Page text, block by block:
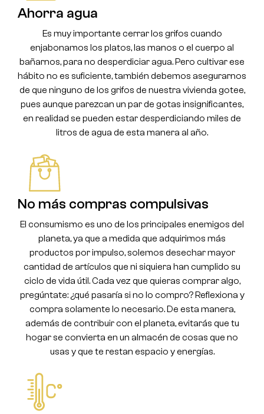
Ahorra agua
Es muy importante cerrar los grifos cuando
enjabonamos los platos, las manos o el cuerpo al
bañarnos, para no desperdiciar agua. Pero cultivar ese
hábito no es suficiente, también debemos asegurarnos
de que ninguno de los grifos de nuestra vivienda gotee,
pues aunque parezcan un par de gotas insignificantes,
en realidad se pueden estar desperdiciando miles de
litros de agua de esta manera al año.
No más compras compulsivas
El consumismo es uno de los principales enemigos del
planeta, ya que a medida que adquirimos más
productos por impulso, solemos desechar mayor
cantidad de artículos que ni siquiera han cumplido su
ciclo de vida útil. Cada vez que quieras comprar algo,
pregúntate: ¿qué pasaría si no lo compro? Reflexiona y
compra solamente lo necesario. De esta manera,
además de contribuir con el planeta, evitarás que tu
hogar se convierta en un almacén de cosas que no
usas y que te restan espacio y energías.